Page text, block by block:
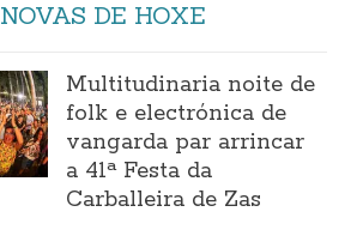
NOVAS DE HOXE
Multitudinaria noite de
folk e electrónica de
vangarda par arrincar
a 41ª Festa da
Carballeira de Zas